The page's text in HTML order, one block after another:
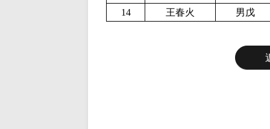
14
王春火 男戊